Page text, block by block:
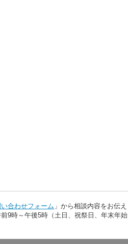
合わせフォーム 」から相談内容をお伝
9時～午後5時（土日、祝祭日、年末年